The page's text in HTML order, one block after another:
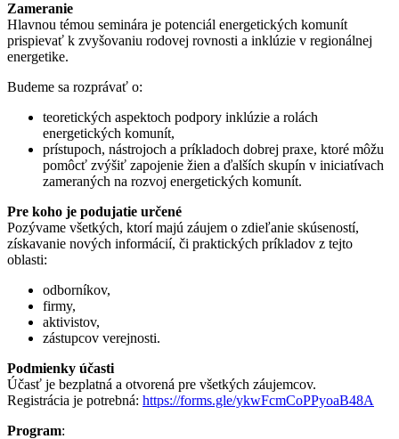
Zameranie
Hlavnou témou seminára je potenciál energetických komunít
prispievať k zvyšovaniu rodovej rovnosti a inklúzie v regionálnej
energetike.
Budeme sa rozprávať o:
teoretických aspektoch podpory inklúzie a rolách
energetických komunít,
prístupoch, nástrojoch a príkladoch dobrej praxe, ktoré môžu
pomôcť zvýšiť zapojenie žien a ďalších skupín v iniciatívach
zameraných na rozvoj energetických komunít.
Pre koho je podujatie určené
Pozývame všetkých, ktorí majú záujem o zdieľanie skúseností,
získavanie nových informácií, či praktických príkladov z tejto
oblasti:
odborníkov,
firmy,
aktivistov,
zástupcov verejnosti.
Podmienky účasti
Účasť je bezplatná a otvorená pre všetkých záujemcov.
Registrácia je potrebná: https://forms.gle/ykwFcmCoPPyoaB48A
Program: